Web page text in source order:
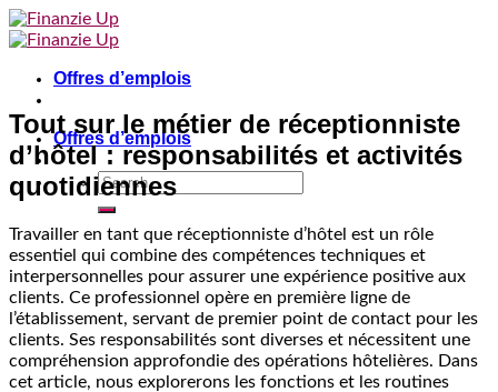
Skip
to
Offres d’emplois
Offres d’emplois
Tout sur le métier de réceptionniste
d’hôtel : responsabilités et activités
quotidiennes
Travailler en tant que réceptionniste d’hôtel est un rôle
essentiel qui combine des compétences techniques et
interpersonnelles pour assurer une expérience positive aux
clients. Ce professionnel opère en première ligne de
l’établissement, servant de premier point de contact pour les
clients. Ses responsabilités sont diverses et nécessitent une
compréhension approfondie des opérations hôtelières. Dans
cet article, nous explorerons les fonctions et les routines